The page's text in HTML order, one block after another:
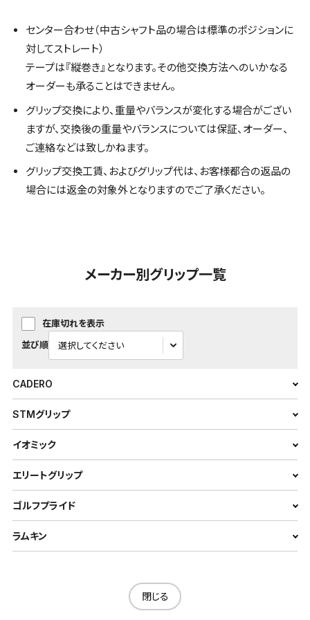
センター合わせ（中古シャフト品の場合は標準のポジションに
対してストレート）
テープは『縦巻き』となります。その他交換方法へのいかなる
オーダーも承ることはできません。
グリップ交換により、重量やバランスが変化する場合がござい
ますが、交換後の重量やバランスについては保証、オーダー、
ご連絡などは致しかねます。
グリップ交換工賃、およびグリップ代は、お客様都合の返品の
場合には返金の対象外となりますのでご了承ください。
メーカー別グリップ一覧
在庫切れを表示
並び順
CADERO
STMグリップ
イオミック
エリートグリップ
ゴルフプライド
ラムキン
閉じる